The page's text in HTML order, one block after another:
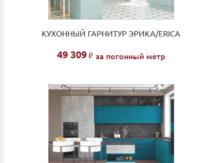
КУХОННЫЙ ГАРНИТУР ЭРИКА/ERICA
49 309 Р за погонный метр